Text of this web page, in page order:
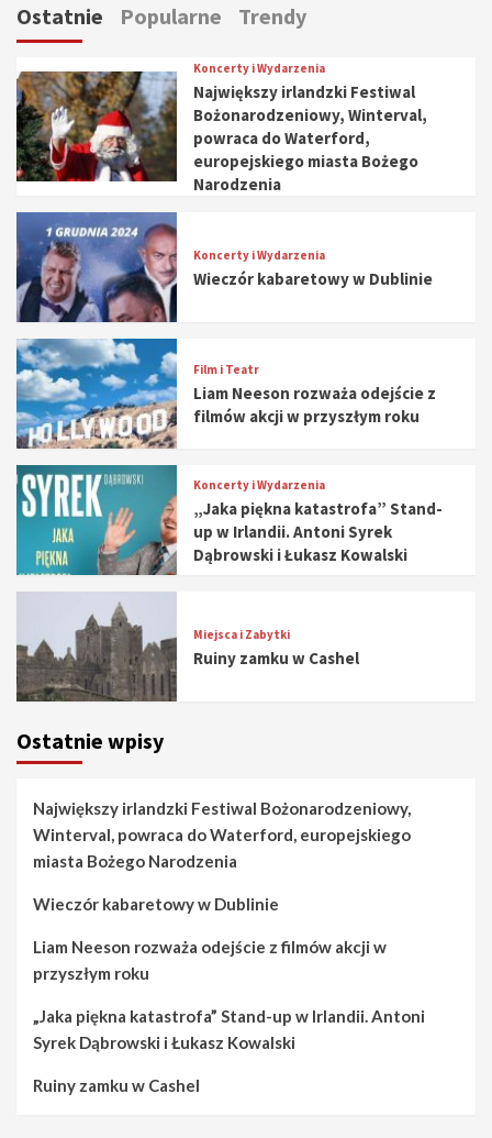
Ostatnie Popularne Trendy
Koncerty i Wydarzenia
Największy irlandzki Festiwal
Bożonarodzeniowy, Winterval,
powraca do Waterford,
europejskiego miasta Bożego
Narodzenia
Koncerty i Wydarzenia
Wieczór kabaretowy w Dublinie
Film i Teatr
Liam Neeson rozważa odejście z
filmów akcji w przyszłym roku
Koncerty i Wydarzenia
„Jaka piękna katastrofa” Stand-
up w Irlandii. Antoni Syrek
Dąbrowski i Łukasz Kowalski
Miejsca i Zabytki
Ruiny zamku w Cashel
Ostatnie wpisy
Największy irlandzki Festiwal Bożonarodzeniowy,
Winterval, powraca do Waterford, europejskiego
miasta Bożego Narodzenia
Wieczór kabaretowy w Dublinie
Liam Neeson rozważa odejście z filmów akcji w
przyszłym roku
„Jaka piękna katastrofa” Stand-up w Irlandii. Antoni
Syrek Dąbrowski i Łukasz Kowalski
Ruiny zamku w Cashel